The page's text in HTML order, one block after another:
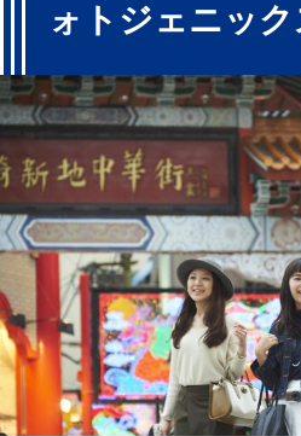
ォトジェニック